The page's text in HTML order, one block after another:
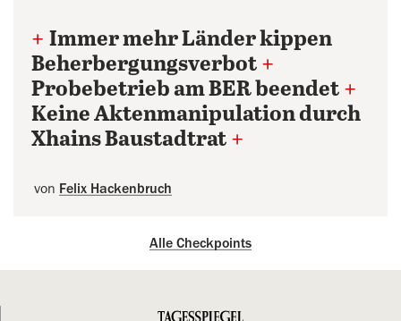
+ Immer mehr Länder kippen
Beherbergungsverbot +
Probebetrieb am BER beendet +
Keine Aktenmanipulation durch
Xhains Baustadtrat +
von Felix Hackenbruch
Alle Checkpoints